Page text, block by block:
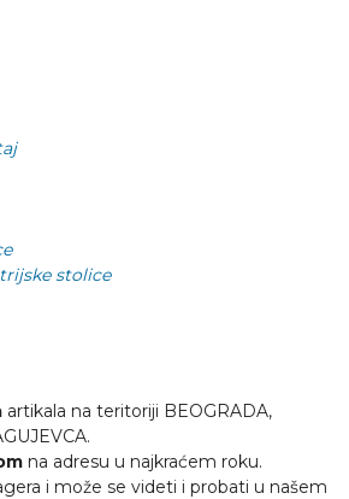
stolice
artikala na teritoriji BEOGRADA,
na adresu u najkraćem roku.
i može se videti i probati u našem